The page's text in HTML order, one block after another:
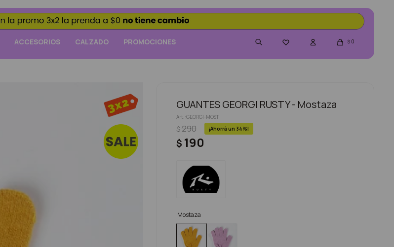
ACCESORIOS CALZADO PROMOCIONES  $ 0
GUANTES GEORGI RUSTY - Mostaza
GEORGI-MOST
$ 190
$290 34
Mostaza